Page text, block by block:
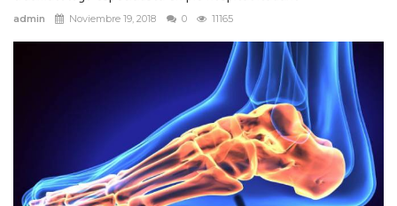
admin Noviembre 19, 2018 0 11165